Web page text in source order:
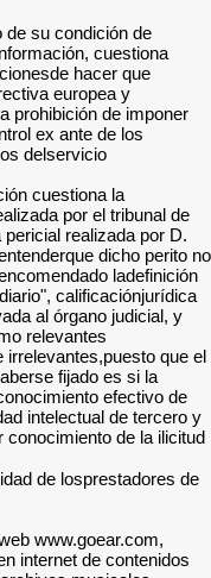
b)
por otra
intermediario de
elque se le puedan
considera
lajurisprudencia,
una obligación
contenidos
2º El segundo
valoraciónarbitraria
instancia, en
Herminio ,
es experto en la
de lo que se
que debería haber
porque elTribunal
características que
único requisito en
webalmacenaba
que tales
los retiraba de
SEGUNDO. Sobre
El servicio
consiste enla